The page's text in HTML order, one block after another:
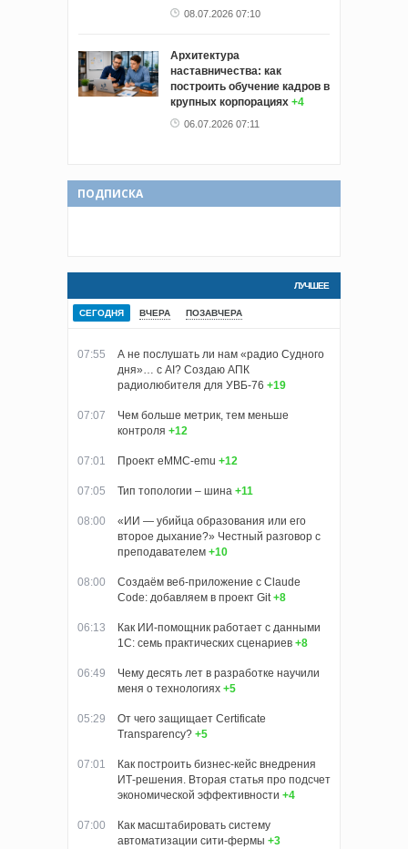
08.07.2026 07:10
Архитектура
наставничества: как
построить обучение кадров в
крупных корпорациях +4
06.07.2026 07:11
ПОДПИСКА
ЛУЧШЕЕ
СЕГОДНЯ ВЧЕРА ПОЗАВЧЕРА
07:55
А не послушать ли нам «радио Судного
дня»… с AI? Создаю АПК
радиолюбителя для УВБ-76 +19
07:07
Чем больше метрик, тем меньше
контроля +12
07:01 Проект eMMC-emu +12
07:05 Тип топологии – шина +11
08:00
«ИИ — убийца образования или его
второе дыхание?» Честный разговор с
преподавателем +10
08:00
Создаём веб-приложение с Claude
Code: добавляем в проект Git +8
06:13
Как ИИ-помощник работает с данными
1С: семь практических сценариев +8
06:49
Чему десять лет в разработке научили
меня о технологиях +5
05:29
От чего защищает Certificate
Transparency? +5
07:01
Как построить бизнес-кейс внедрения
ИТ-решения. Вторая статья про подсчет
экономической эффективности +4
07:00
Как масштабировать систему
автоматизации сити-фермы +3